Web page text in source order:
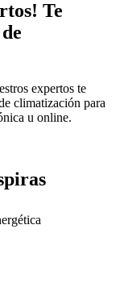
Te
expertos te
climatización para
u online.